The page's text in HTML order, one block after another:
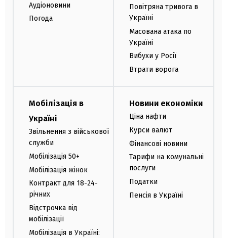
Аудіоновини
Погода
Повітряна тривога в
Україні
Масована атака по
Україні
Вибухи у Росії
Втрати ворога
Мобілізація в
Україні
Звільнення з військової
служби
Мобілізація 50+
Мобілізація жінок
Контракт для 18-24-
річних
Відстрочка від
мобілізації
Мобілізація в Україні:
Новини економіки
Ціна нафти
Курси валют
Фінансові новини
Тарифи на комунальні
послуги
Податки
Пенсія в Україні